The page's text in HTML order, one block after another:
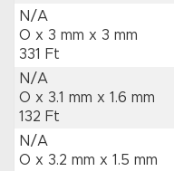
N/A
O x 3 mm x 3 mm
331 Ft
N/A
O x 3.1 mm x 1.6 mm
132 Ft
N/A
O x 3.2 mm x 1.5 mm